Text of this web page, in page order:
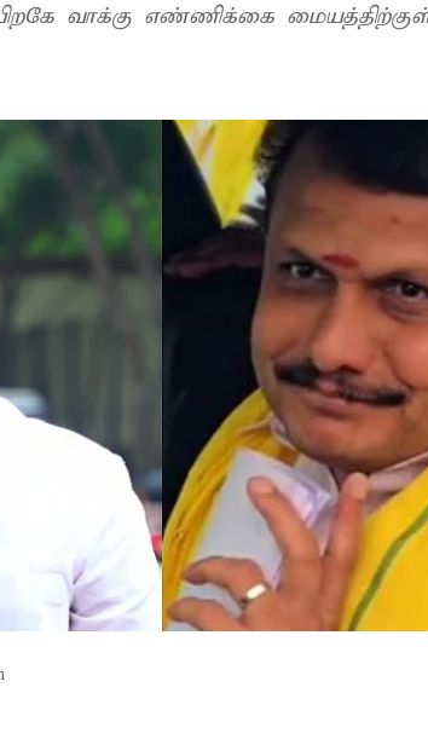
வாக்கு எண்ணிக்கை